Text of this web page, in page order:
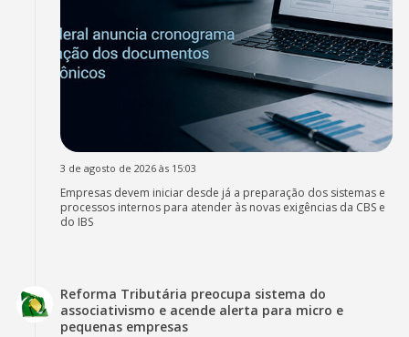
3 de agosto de 2026 às 15:03
Empresas devem iniciar desde já a preparação dos sistemas e
processos internos para atender às novas exigências da CBS e
do IBS
Reforma Tributária preocupa sistema do
associativismo e acende alerta para micro e
pequenas empresas